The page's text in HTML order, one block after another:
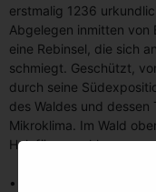
erstmalig 1236
Abgelegen inmitten von
eine Rebinsel, die sich
schmiegt. Geschützt,
durch seine
des Waldes und
Mikroklima. Im Wald
Holzfässer schlagen,
• gequetschte ganze